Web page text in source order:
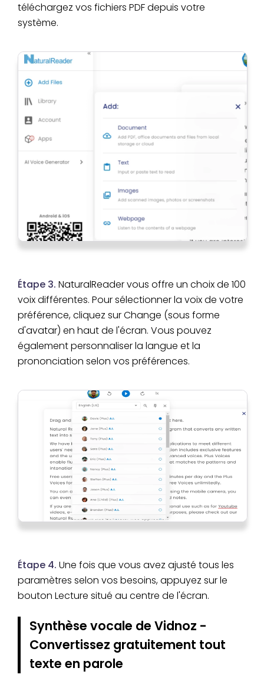
téléchargez vos fichiers PDF depuis votre
système.
Étape 3. NaturalReader vous offre un choix de 100
voix différentes. Pour sélectionner la voix de votre
préférence, cliquez sur Change (sous forme
d'avatar) en haut de l'écran. Vous pouvez
également personnaliser la langue et la
prononciation selon vos préférences.
Étape 4. Une fois que vous avez ajusté tous les
paramètres selon vos besoins, appuyez sur le
bouton Lecture situé au centre de l'écran.
Synthèse vocale de Vidnoz -
Convertissez gratuitement tout
texte en parole